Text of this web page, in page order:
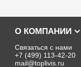
О КОМПАНИИ
Связаться с нами
+7 (499) 113-42-20
mail@toplivis.ru